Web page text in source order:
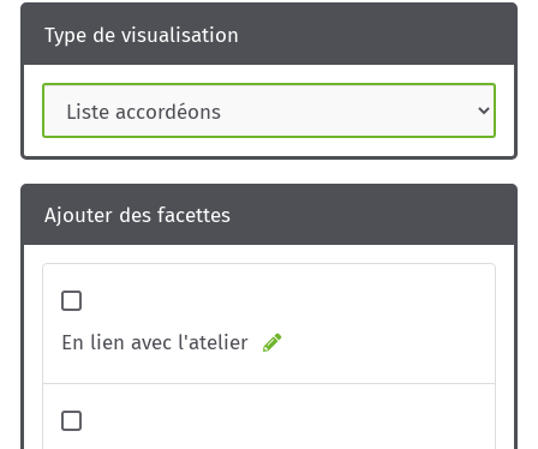
Type de visualisation
Ajouter des facettes
En lien avec l'atelier